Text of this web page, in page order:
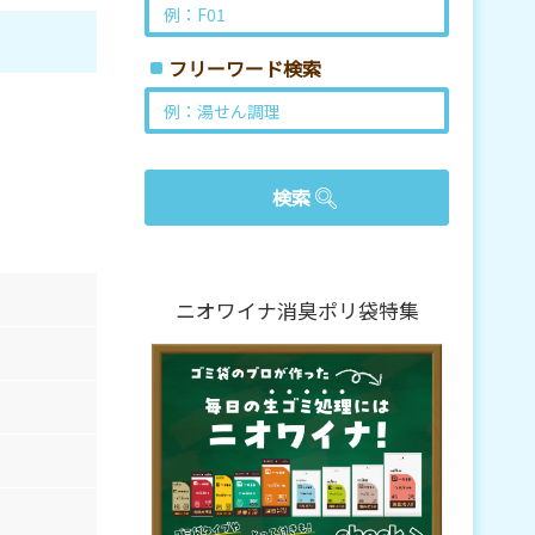
フリーワード検索
ニオワイナ消臭ポリ袋特集